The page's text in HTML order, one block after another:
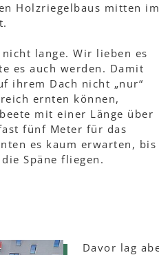
Holzriegelbaus mitten im
lange. Wir lieben es
es auch werden. Damit
ihrem Dach nicht „nur“
ernten können,
mit einer Länge über
fünf Meter für das
es kaum erwarten, bis
Späne fliegen.
Davor lag